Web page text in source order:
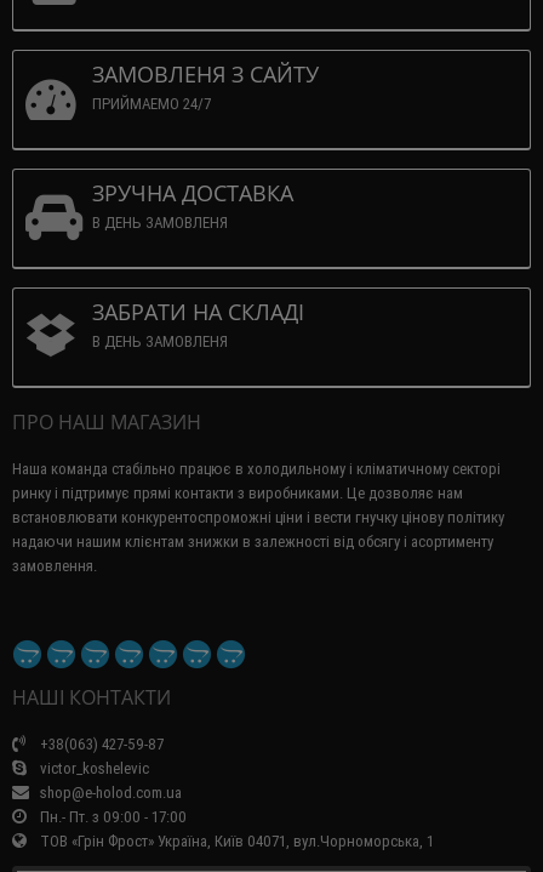
ЗАМОВЛЕНЯ З САЙТУ
ПРИЙМАЕМО 24/7
ЗРУЧНА ДОСТАВКА
В ДЕНЬ ЗАМОВЛЕНЯ
ЗАБРАТИ НА СКЛАДІ
В ДЕНЬ ЗАМОВЛЕНЯ
ПРО НАШ МАГАЗИН
Наша команда стабільно працює в холодильному і кліматичному секторі
ринку і підтримує прямі контакти з виробниками. Це дозволяє нам
встановлювати конкурентоспроможні ціни і вести гнучку цінову політику
надаючи нашим клієнтам знижки в залежності від обсягу і асортименту
замовлення.
НАШІ КОНТАКТИ
+38(063) 427-59-87
victor_koshelevic
shop@e-holod.com.ua
Пн.- Пт. з 09:00 - 17:00
ТОВ «Грін Фрост» Україна, Київ 04071, вул.Чорноморська, 1